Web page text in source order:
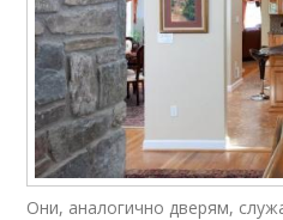
Они, аналогично дверям,